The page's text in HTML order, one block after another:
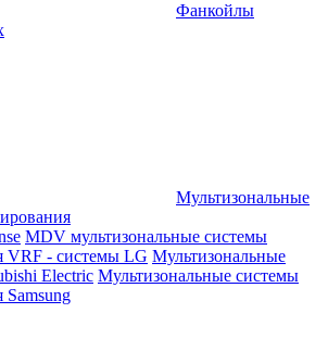
Фанкойлы
Мультизональные
MDV мультизональные системы
VRF - системы LG Мультизональные
Electric Мультизональные системы